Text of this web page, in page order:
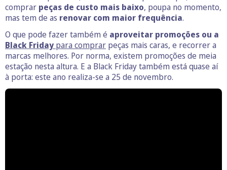
comprar peças de custo mais baixo, poupa no momento,
mas tem de as renovar com maior frequência.
O que pode fazer também é aproveitar promoções ou a
Black Friday para comprar peças mais caras, e recorrer a
marcas melhores. Por norma, existem promoções de meia
estação nesta altura. E a Black Friday também está quase aí
à porta: este ano realiza-se a 25 de novembro.